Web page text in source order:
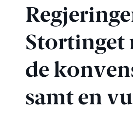
Stortinget
de
samt en